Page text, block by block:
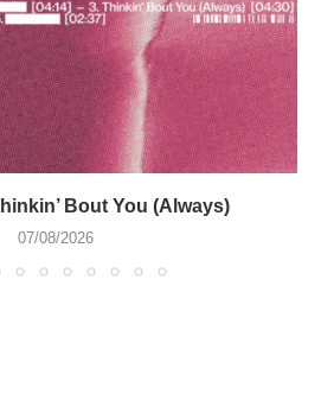
Bout You (Always)
07/08/2026